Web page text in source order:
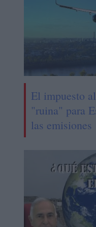
El impuesto
"ruina" para
las emisiones